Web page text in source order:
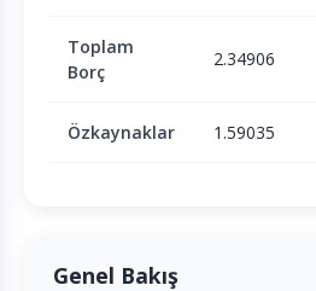
Toplam
Borç
2.34906
Özkaynaklar 1.59035
Genel Bakış